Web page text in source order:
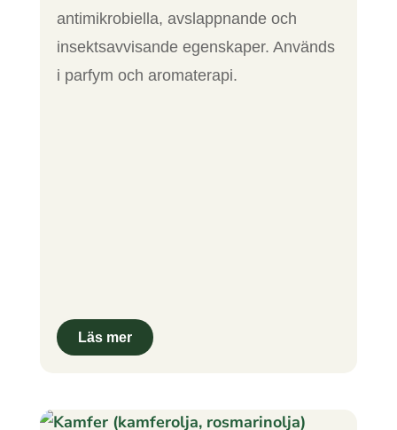
antimikrobiella, avslappnande och
insektsavvisande egenskaper. Används
i parfym och aromaterapi.